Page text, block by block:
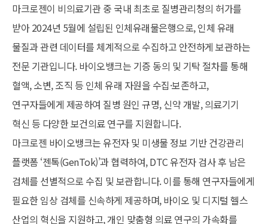
마크로젠이 비의료기관 중 국내 최초로 질병관리청의 허가를
받아 2024년 5월에 설립된 인체유래물은행으로, 인체 유래
물질과 관련 데이터를 체계적으로 수집하고 안전하게 보관하는
전문 기관입니다. 바이오뱅크는 기증 동의 및 기탁 절차를 통해
혈액, 소변, 조직 등 인체 유래 자원을 수집·보존하고,
연구자들에게 제공하여 질병 원인 규명, 신약 개발, 의료기기
혁신 등 다양한 보건의료 연구를 지원합니다.
마크로젠 바이오뱅크는 유전자 및 미생물 정보 기반 건강관리
플랫폼 ‘젠톡(GenTok)’과 협력하여, DTC 유전자 검사 후 남은
검체를 선별적으로 수집 및 보관합니다. 이를 통해 연구자들에게
필요한 임상 검체를 신속하게 제공하며, 바이오 및 디지털 헬스
산업의 혁신을 지원하고, 개인 맞춤형 의료 연구의 가속화를